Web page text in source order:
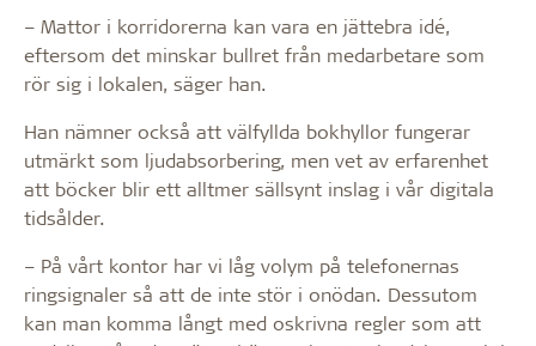
– Mattor i korridorerna kan vara en jättebra idé,
eftersom det minskar bullret från medarbetare som
rör sig i lokalen, säger han.
Han nämner också att välfyllda bokhyllor fungerar
utmärkt som ljudabsorbering, men vet av erfarenhet
att böcker blir ett alltmer sällsynt inslag i vår digitala
tidsålder.
– På vårt kontor har vi låg volym på telefonernas
ringsignaler så att de inte stör i onödan. Dessutom
kan man komma långt med oskrivna regler som att